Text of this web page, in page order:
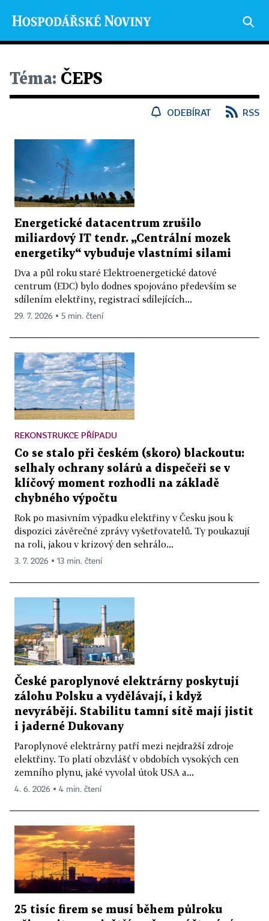
Téma: ČEPS
ODEBÍRAT RSS
Energetické datacentrum zrušilo
miliardový IT tendr. „Centrální mozek
energetiky“ vybuduje vlastními silami
Dva a půl roku staré Elektroenergetické datové
centrum (EDC) bylo dodnes spojováno především se
sdílením elektřiny, registrací sdílejících...
29. 7. 2026 ▪ 5 min. čtení
REKONSTRUKCE PŘÍPADU
Co se stalo při českém (skoro) blackoutu:
selhaly ochrany solárů a dispečeři se v
klíčový moment rozhodli na základě
chybného výpočtu
Rok po masivním výpadku elektřiny v Česku jsou k
dispozici závěrečné zprávy vyšetřovatelů. Ty poukazují
na roli, jakou v krizový den sehrálo...
3. 7. 2026 ▪ 13 min. čtení
České paroplynové elektrárny poskytují
zálohu Polsku a vydělávají, i když
nevyrábějí. Stabilitu tamní sítě mají jistit
i jaderné Dukovany
Paroplynové elektrárny patří mezi nejdražší zdroje
elektřiny. To platí obzvlášť v obdobích vysokých cen
zemního plynu, jaké vyvolal útok USA a...
4. 6. 2026 ▪ 4 min. čtení
25 tisíc firem se musí během půlroku